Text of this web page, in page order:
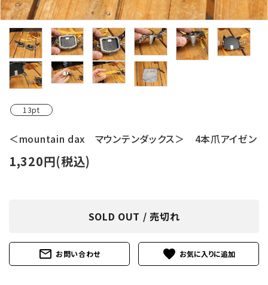
POLICY
INFORMATION
ACCOUNT MENU
person
13pt
＜mountain dax マウンテンダックス＞ 4本爪アイゼン
1,320円(税込)
SOLD OUT / 売切れ
mail_outline お問い合わせ favorite